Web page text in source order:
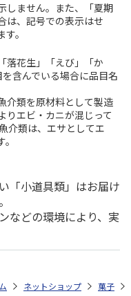
しません。また、「夏期
は、記号での表示はせ
。
落花生」「えび」「か
含んでいる場合に品目名
介類を原材料として製造
りエビ・カニが混じって
介類は、エサとしてエ
「小道具類」はお届け
などの環境により、実
特集 2026 ゆうゆうギフト
ネットショップ 菓子